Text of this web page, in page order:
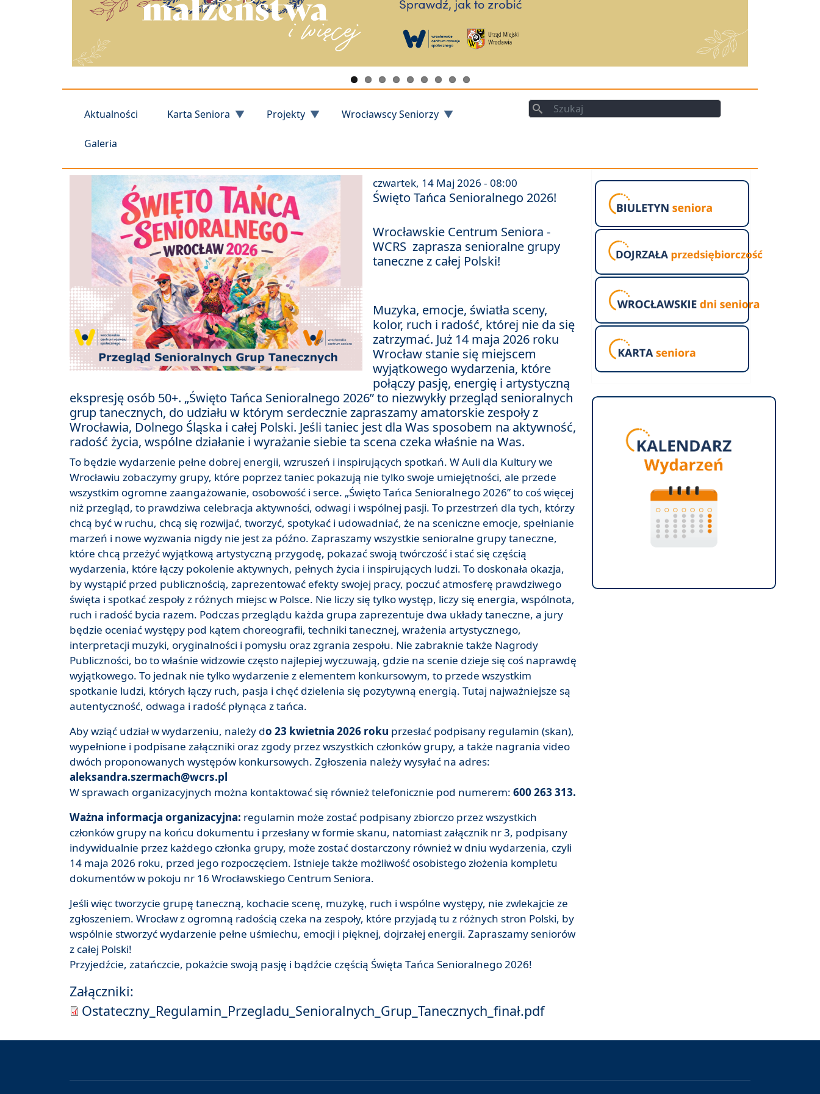
Aktualności Karta Seniora Projekty Wrocławscy Seniorzy
Galeria
Szukaj
Szukaj
czwartek, 14 Maj 2026 - 08:00
Święto Tańca Senioralnego 2026!
Wrocławskie Centrum Seniora -
WCRS zaprasza senioralne grupy
taneczne z całej Polski!
Muzyka, emocje, światła sceny,
kolor, ruch i radość, której nie da się
zatrzymać. Już 14 maja 2026 roku
Wrocław stanie się miejscem
wyjątkowego wydarzenia, które
połączy pasję, energię i artystyczną
ekspresję osób 50+. „Święto Tańca Senioralnego 2026” to niezwykły przegląd senioralnych
grup tanecznych, do udziału w którym serdecznie zapraszamy amatorskie zespoły z
Wrocławia, Dolnego Śląska i całej Polski. Jeśli taniec jest dla Was sposobem na aktywność,
radość życia, wspólne działanie i wyrażanie siebie ta scena czeka właśnie na Was.
To będzie wydarzenie pełne dobrej energii, wzruszeń i inspirujących spotkań. W Auli dla Kultury we
Wrocławiu zobaczymy grupy, które poprzez taniec pokazują nie tylko swoje umiejętności, ale przede
wszystkim ogromne zaangażowanie, osobowość i serce. „Święto Tańca Senioralnego 2026” to coś więcej
niż przegląd, to prawdziwa celebracja aktywności, odwagi i wspólnej pasji. To przestrzeń dla tych, którzy
chcą być w ruchu, chcą się rozwijać, tworzyć, spotykać i udowadniać, że na sceniczne emocje, spełnianie
marzeń i nowe wyzwania nigdy nie jest za późno. Zapraszamy wszystkie senioralne grupy taneczne,
które chcą przeżyć wyjątkową artystyczną przygodę, pokazać swoją twórczość i stać się częścią
wydarzenia, które łączy pokolenie aktywnych, pełnych życia i inspirujących ludzi. To doskonała okazja,
by wystąpić przed publicznością, zaprezentować efekty swojej pracy, poczuć atmosferę prawdziwego
święta i spotkać zespoły z różnych miejsc w Polsce. Nie liczy się tylko występ, liczy się energia, wspólnota,
ruch i radość bycia razem. Podczas przeglądu każda grupa zaprezentuje dwa układy taneczne, a jury
będzie oceniać występy pod kątem choreografii, techniki tanecznej, wrażenia artystycznego,
interpretacji muzyki, oryginalności i pomysłu oraz zgrania zespołu. Nie zabraknie także Nagrody
Publiczności, bo to właśnie widzowie często najlepiej wyczuwają, gdzie na scenie dzieje się coś naprawdę
wyjątkowego. To jednak nie tylko wydarzenie z elementem konkursowym, to przede wszystkim
spotkanie ludzi, których łączy ruch, pasja i chęć dzielenia się pozytywną energią. Tutaj najważniejsze są
autentyczność, odwaga i radość płynąca z tańca.
Aby wziąć udział w wydarzeniu, należy do 23 kwietnia 2026 roku przesłać podpisany regulamin (skan),
wypełnione i podpisane załączniki oraz zgody przez wszystkich członków grupy, a także nagrania video
dwóch proponowanych występów konkursowych. Zgłoszenia należy wysyłać na adres:
aleksandra.szermach@wcrs.pl
W sprawach organizacyjnych można kontaktować się również telefonicznie pod numerem: 600 263 313.
Ważna informacja organizacyjna: regulamin może zostać podpisany zbiorczo przez wszystkich
członków grupy na końcu dokumentu i przesłany w formie skanu, natomiast załącznik nr 3, podpisany
indywidualnie przez każdego członka grupy, może zostać dostarczony również w dniu wydarzenia, czyli
14 maja 2026 roku, przed jego rozpoczęciem. Istnieje także możliwość osobistego złożenia kompletu
dokumentów w pokoju nr 16 Wrocławskiego Centrum Seniora.
Jeśli więc tworzycie grupę taneczną, kochacie scenę, muzykę, ruch i wspólne występy, nie zwlekajcie ze
zgłoszeniem. Wrocław z ogromną radością czeka na zespoły, które przyjadą tu z różnych stron Polski, by
wspólnie stworzyć wydarzenie pełne uśmiechu, emocji i pięknej, dojrzałej energii. Zapraszamy seniorów
z całej Polski!
Przyjedźcie, zatańczcie, pokażcie swoją pasję i bądźcie częścią Święta Tańca Senioralnego 2026!
Załączniki:
Ostateczny_Regulamin_Przegladu_Senioralnych_Grup_Tanecznych_finał.pdf